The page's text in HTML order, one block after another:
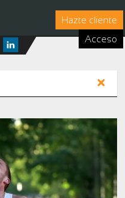
Hazte cliente
Acceso